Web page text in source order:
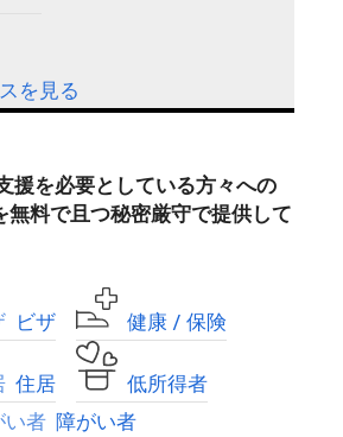
を見る
援を必要としている方々への
無料で且つ秘密厳守で提供して
ビザ 健康 / 保険
住居
低所得者
障がい者